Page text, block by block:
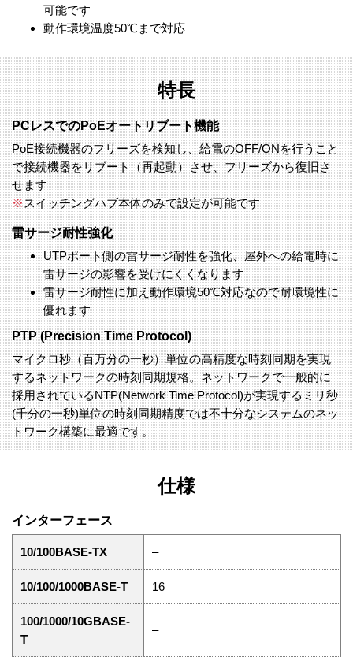
可能です
動作環境温度50℃まで対応
特長
PCレスでのPoEオートリブート機能
PoE接続機器のフリーズを検知し、給電のOFF/ONを行うこと
で接続機器をリブート（再起動）させ、フリーズから復旧さ
せます
※スイッチングハブ本体のみで設定が可能です
雷サージ耐性強化
UTPポート側の雷サージ耐性を強化、屋外への給電時に
雷サージの影響を受けにくくなります
雷サージ耐性に加え動作環境50℃対応なので耐環境性に
優れます
PTP (Precision Time Protocol)
マイクロ秒（百万分の一秒）単位の高精度な時刻同期を実現
するネットワークの時刻同期規格。ネットワークで一般的に
採用されているNTP(Network Time Protocol)が実現するミリ秒
(千分の一秒)単位の時刻同期精度では不十分なシステムのネッ
トワーク構築に最適です。
仕様
インターフェース
10/100BASE-TX –
10/100/1000BASE-T 16
100/1000/10GBASE-
T
–